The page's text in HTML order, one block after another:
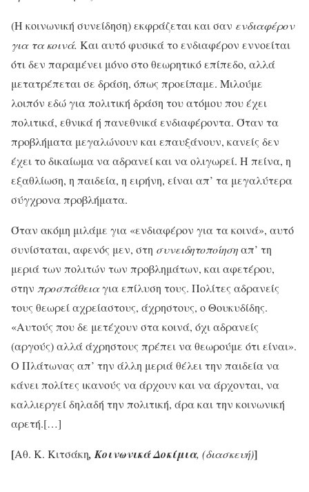
(Η κοινωνική συνείδηση) εκφράζεται και σαν ενδιαφέρον
για τα κοινά. Και αυτό φυσικά το ενδιαφέρον εννοείται
ότι δεν παραμένει μόνο στο θεωρητικό επίπεδο, αλλά
μετατρέπεται σε δράση, όπως προείπαμε. Μιλούμε
λοιπόν εδώ για πολιτική δράση του ατόμου που έχει
πολιτικά, εθνικά ή πανεθνικά ενδι­αφέροντα. Όταν τα
προβλήματα μεγαλώνουν και επαυξάνουν, κανείς δεν
έχει το δικαίωμα να αδρανεί και να ολιγωρεί. Η πείνα, η
εξαθλίωση, η παιδεία, η ειρήνη, είναι απ’ τα μεγαλύτερα
σύγχρονα προβλήματα.
Όταν ακόμη μιλάμε για «ενδιαφέρον για τα κοινά», αυτό
συνίσταται, αφενός μεν, στη συνειδητοποίησηαπ’ τη
μεριά των πολιτών των προβλημάτων, και αφετέρου,
στην προσπάθειαγια επίλυση τους. Πολίτες αδρανείς
τους θεωρεί αχρείαστους, άχρηστους, ο Θουκυδίδης.
«Αυτούς που δε μετέχουν στα κοινά, όχι αδρανείς
(αργούς) αλλά άχρηστους πρέπει να θεωρούμε ότι είναι».
Ο Πλάτωνας απ’ την άλλη μεριά θέλει την παιδεία να
κάνει πολίτες ικανούς να άρχουν και να άρχονται, να
καλλιεργεί δηλαδή την πολιτική, άρα και την κοινωνική
αρετή.[…]
[Αθ. Κ. Κιτσάκη, Κοινωνικά Δοκίμια, (διασκευή)]